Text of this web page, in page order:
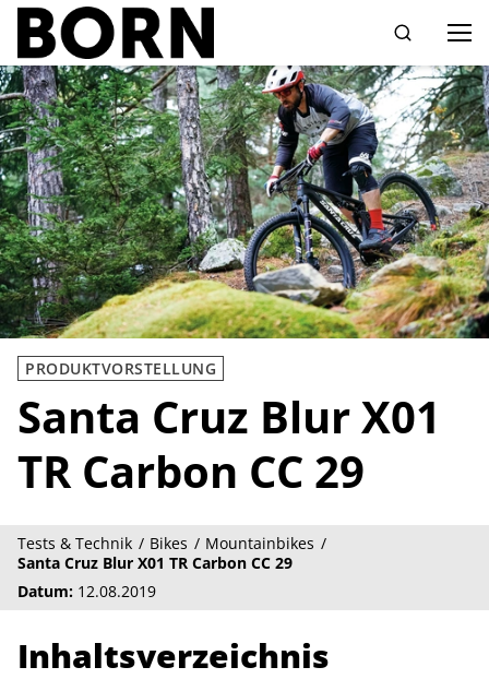
PRODUKTVORSTELLUNG
Santa Cruz Blur X01
TR Carbon CC 29
Tests & Technik Bikes
Mountainbikes
Santa Cruz Blur X01 TR Carbon CC 29
Datum: 12.08.2019
Inhaltsverzeichnis
Drücken Sie die Eingabetaste zum Suchen